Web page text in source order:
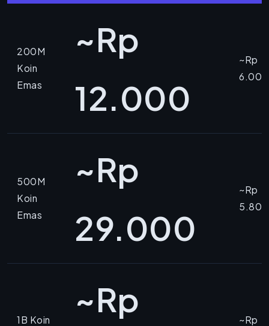
200M
Koin
Emas
~Rp
12.000
~Rp
6.000
500M
Koin
Emas
~Rp
29.000
~Rp
5.800
1B Koin
~Rp
~Rp